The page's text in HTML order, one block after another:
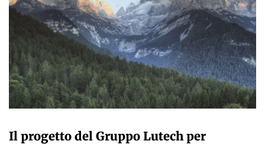
Il progetto del Gruppo Lutech per